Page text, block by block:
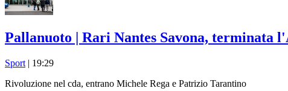
Pallanuoto | Rari Nantes Savona, terminata
Sport | 19:29
Rivoluzione nel cda, entrano Michele Rega e Patrizio Tarantino